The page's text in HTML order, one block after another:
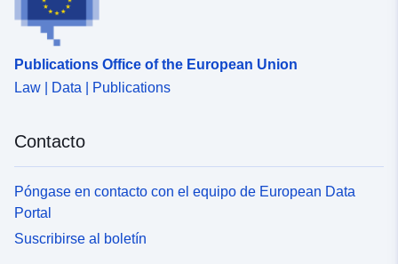
uriRef:
Publications Office of the European Union
Law | Data | Publications
Contacto
Póngase en contacto con el equipo de European Data
Portal
Suscribirse al boletín